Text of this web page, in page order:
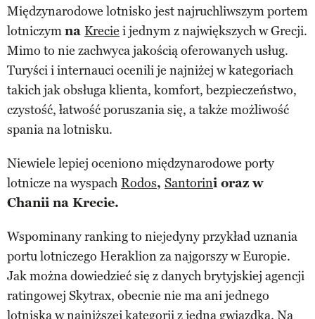
Międzynarodowe lotnisko jest najruchliwszym portem
lotniczymna Krecie i jednym z największych w Grecji.
Mimo to nie zachwyca jakością oferowanych usług.
Turyści i internauci ocenili je najniżej w kategoriach
takich jak obsługa klienta, komfort, bezpieczeństwo,
czystość, łatwość poruszania się, a także możliwość
spania na lotnisku.
Niewiele lepiej oceniono międzynarodowe porty
lotnicze na wyspach Rodos, Santorini oraz w
Chanii na Krecie.
Wspominany ranking to niejedyny przykład uznania
portu lotniczego Heraklion za najgorszy w Europie.
Jak można dowiedzieć się z danych brytyjskiej agencji
ratingowej Skytrax, obecnie nie ma ani jednego
lotniska w najniższej kategorii z jedną gwiazdką. Na